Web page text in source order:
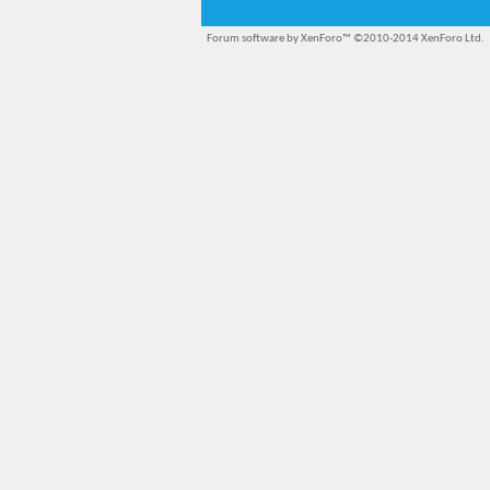
Forum software by XenForo™ ©2010-2014 XenForo Ltd.